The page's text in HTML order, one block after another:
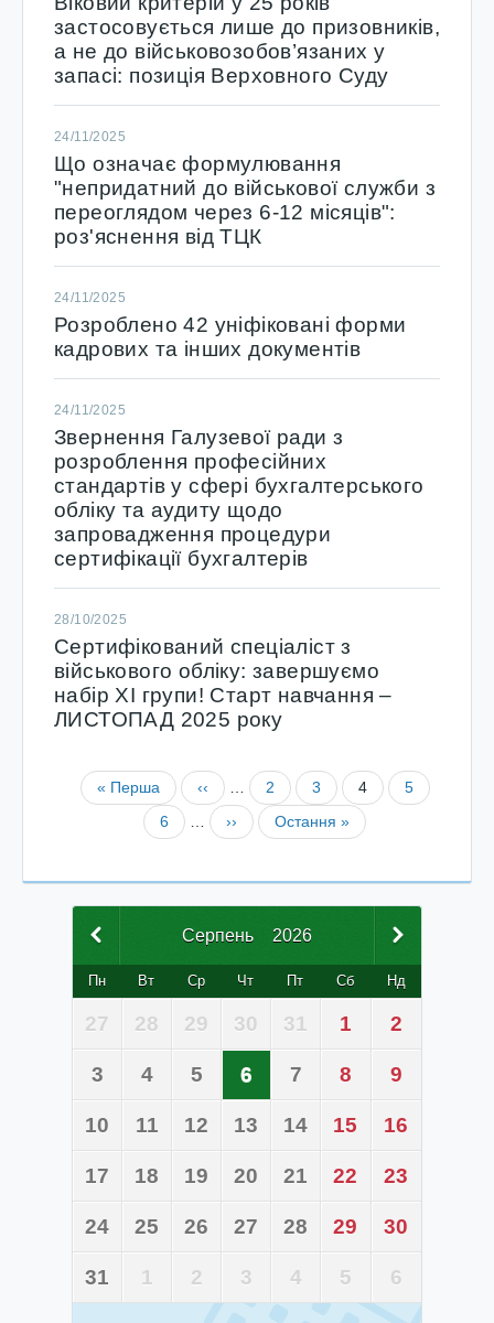
застосовується лише до призовників,
а не до військовозобов’язаних у
запасі: позиція Верховного Суду
24/11/2025
Що означає формулювання
"непридатний до військової служби з
переоглядом через 6-12 місяців":
роз'яснення від ТЦК
24/11/2025
Розроблено 42 уніфіковані форми
кадрових та інших документів
24/11/2025
Звернення Галузевої ради з
розроблення професійних
стандартів у сфері бухгалтерського
обліку та аудиту щодо
запровадження процедури
сертифікації бухгалтерів
28/10/2025
Сертифікований спеціаліст з
військового обліку: завершуємо
набір XІ групи! Старт навчання –
ЛИСТОПАД 2025 року
« Перша ‹‹ 2 3 4
5
6
›› Остання »
Серпень 2026
Пн Вт Ср Чт Пт Сб Нд
27 28 29 30 31 1 2
3 4 5 6 7 8 9
10 11 12 13 14 15 16
17 18 19 20 21 22 23
24 25 26 27 28 29 30
31 1 2 3 4 5 6